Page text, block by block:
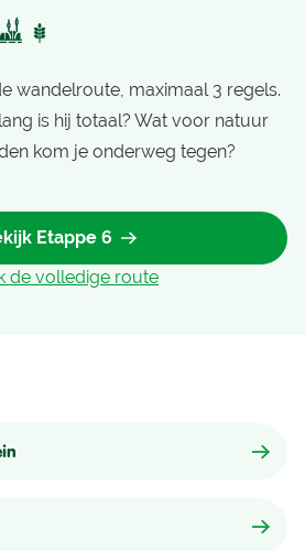
wandelroute, maximaal 3 regels.
is hij totaal? Wat voor natuur
kom je onderweg tegen?
Etappe 6
de volledige route